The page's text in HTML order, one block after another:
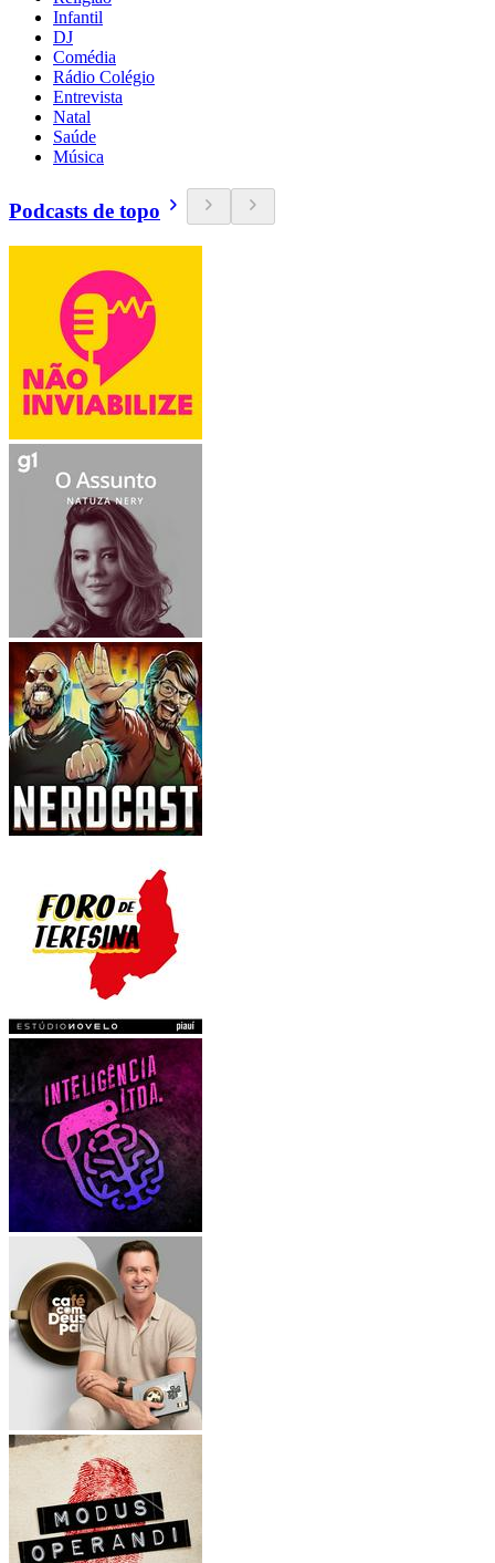
Infantil
DJ
Comédia
Rádio Colégio
Entrevista
Natal
Saúde
Música
Podcasts de topo